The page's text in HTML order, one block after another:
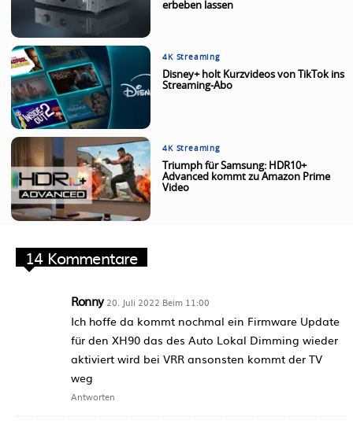
erbeben lassen
4K Streaming
Disney+ holt Kurzvideos von TikTok ins
Streaming-Abo
4K Streaming
Triumph für Samsung: HDR10+
Advanced kommt zu Amazon Prime
Video
14 Kommentare
Ronny 20. Juli 2022 Beim 11:00
Ich hoffe da kommt nochmal ein Firmware Update
für den XH90 das des Auto Lokal Dimming wieder
aktiviert wird bei VRR ansonsten kommt der TV
weg
Antworten